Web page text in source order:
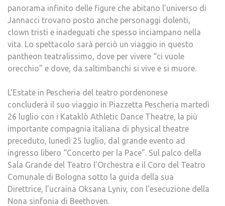
panorama infinito delle figure che abitano l’universo di
Jannacci trovano posto anche personaggi dolenti,
clown tristi e inadeguati che spesso inciampano nella
vita. Lo spettacolo sarà perciò un viaggio in questo
pantheon teatralissimo, dove per vivere “ci vuole
orecchio” e dove, da saltimbanchi si vive e si muore.
L’Estate in Pescheria del teatro pordenonese
concluderà il suo viaggio in Piazzetta Pescheria martedì
26 luglio con i Kataklò Athletic Dance Theatre, la più
importante compagnia italiana di physical theatre
preceduto, lunedì 25 luglio, dal grande evento ad
ingresso libero “Concerto per la Pace”. Sul palco della
Sala Grande del Teatro l’Orchestra e il Coro del Teatro
Comunale di Bologna sotto la guida della sua
Direttrice, l’ucraina Oksana Lyniv, con l’esecuzione della
Nona sinfonia di Beethoven.